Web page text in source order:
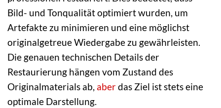
Bild- und Tonqualität optimiert wurden, um
Artefakte zu minimieren und eine möglichst
originalgetreue Wiedergabe zu gewährleisten.
Die genauen technischen Details der
Restaurierung hängen vom Zustand des
Originalmaterials ab, aberdas Ziel ist stets eine
optimale Darstellung.